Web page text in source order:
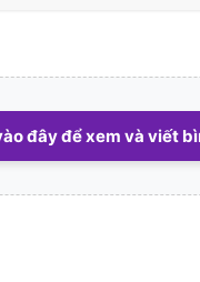
đây để xem và viết